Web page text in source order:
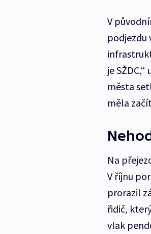
V
podjezdu
je
města
měla
Na
V říjnu
prorazil
řidič,
vlak